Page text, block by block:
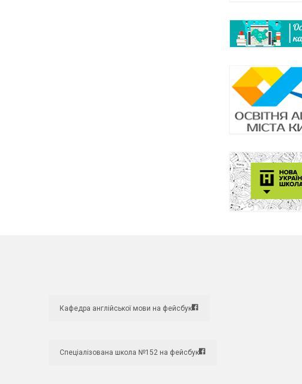
Кафедра англійської мови на фейсбук
Спеціалізована школа №152 на фейсбук